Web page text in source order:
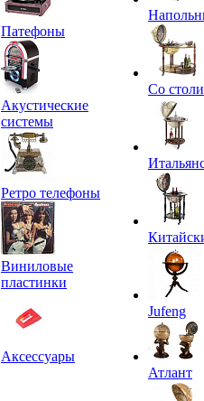
Патефоны
Акустические
системы
Ретро телефоны
Виниловые
пластинки
Аксессуары
Со
Jufeng
Атлант